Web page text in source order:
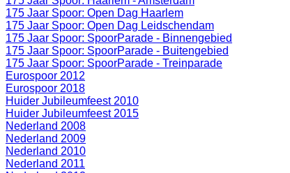
175 Jaar Spoor: Open Dag Haarlem
175 Jaar Spoor: Open Dag Leidschendam
175 Jaar Spoor: SpoorParade - Binnengebied
175 Jaar Spoor: SpoorParade - Buitengebied
175 Jaar Spoor: SpoorParade - Treinparade
Eurospoor 2012
Eurospoor 2018
Huider Jubileumfeest 2010
Huider Jubileumfeest 2015
Nederland 2008
Nederland 2009
Nederland 2010
Nederland 2011